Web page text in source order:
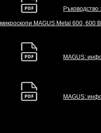
Ръководство
микроскопи MAGUS Metal 600, 600
MAGUS:
MAGUS: